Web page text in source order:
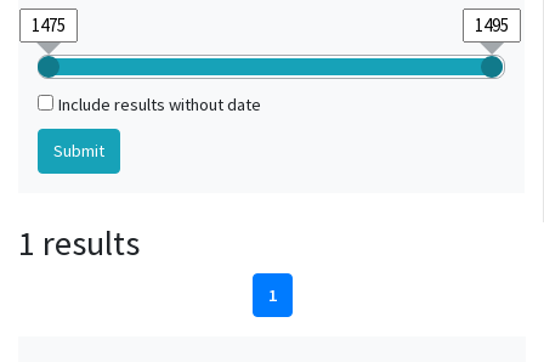
Include results without date
1 results
1